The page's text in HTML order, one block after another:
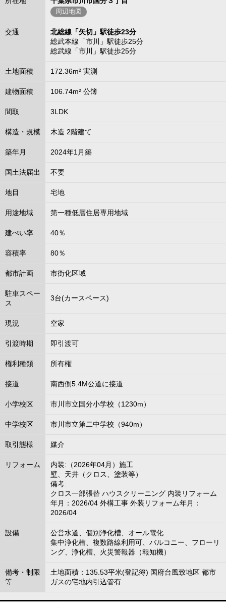
周辺地図
交通
北総線「矢切」駅徒歩23分
総武本線「市川」駅徒歩25分
総武線「市川」駅徒歩25分
土地面積 172.36m² 実測
建物面積 106.74m² 公簿
間取 3LDK
構造・規模 木造 2階建て
築年月 2024年1月築
国土法届出 不要
地目 宅地
用途地域 第一種低層住居専用地域
建ぺい率 40％
容積率 80％
都市計画 市街化区域
駐車スペー
ス
3台(カースペース)
現況 空家
引渡時期 即引渡可
権利種類 所有権
接道 南西側5.4M公道に接道
小学校区 市川市立国分小学校（1230m）
中学校区 市川市立第二中学校（940m）
取引態様 媒介
リフォーム
内装:（2026年04月）施工
壁、天井（クロス、塗装等）
備考:
クロス一部張替 ハウスクリーニング 内装リフォーム
年月：2026/04 外構工事 外装リフォーム年月：
2026/04
設備
公営水道、個別浄化槽、オール電化
集中浄化槽、複数路線利用可、バルコニー、フローリ
ング、浄化槽、火災警報器（報知機）
備考・制限
等
土地面積：135.53平米(登記簿) 国府台風致地区 都市
ガスの宅地内引込管有